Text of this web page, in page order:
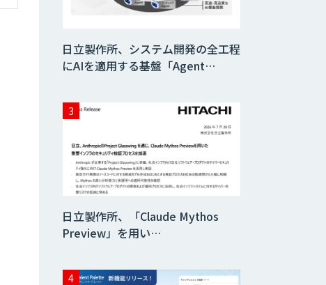
レミスのAI導入支
援サービス
ブートキャンプ
データ分析エージ
ェント
き」コンサルティ
ングサービス
ロボット向け教師
日立製作所、システム開発の全工程
にAIを適用する基盤「Agent…
日立製作所、「Claude Mythos
Preview」を用い…